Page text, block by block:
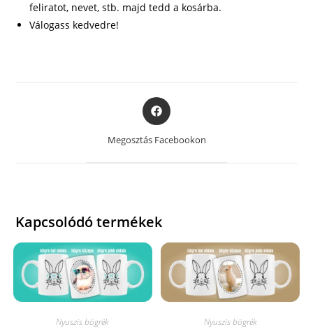
feliratot, nevet, stb. majd tedd a kosárba.
Válogass kedvedre!
Opens
in
a
Megosztás Facebookon
Kapcsolódó termékek
Nyuszis bögrék Nyuszis bögrék